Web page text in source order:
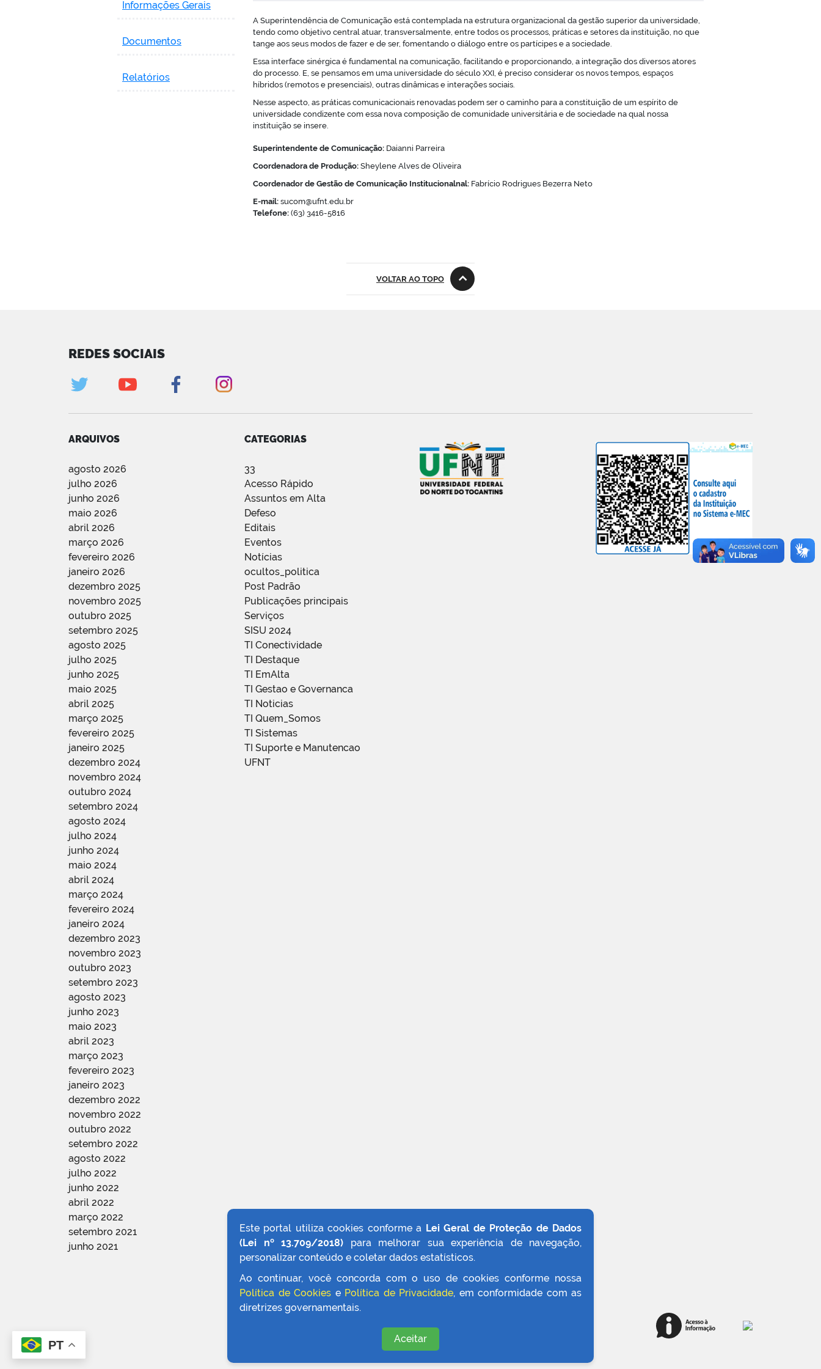
Informações Gerais
Documentos
Relatórios
A Superintendência de Comunicação está contemplada na estrutura organizacional da gestão superior da universidade,
tendo como objetivo central atuar, transversalmente, entre todos os processos, práticas e setores da instituição, no que
tange aos seus modos de fazer e de ser, fomentando o diálogo entre os partícipes e a sociedade.
Essa interface sinérgica é fundamental na comunicação, facilitando e proporcionando, a integração dos diversos atores
do processo. E, se pensamos em uma universidade do século XXI, é preciso considerar os novos tempos, espaços
híbridos (remotos e presenciais), outras dinâmicas e interações sociais.
Nesse aspecto, as práticas comunicacionais renovadas podem ser o caminho para a constituição de um espírito de
universidade condizente com essa nova composição de comunidade universitária e de sociedade na qual nossa
instituição se insere.
Superintendente de Comunicação: Daianni Parreira
Coordenadora de Produção: Sheylene Alves de Oliveira
Coordenador de Gestão de Comunicação Institucionalnal: Fabrício Rodrigues Bezerra Neto
E-mail: sucom@ufnt.edu.br
Telefone: (63) 3416-5816
VOLTAR AO TOPO
Este portal utiliza cookies conforme a Lei Geral de Proteção de Dados
(Lei nº 13.709/2018) para melhorar sua experiência de navegação,
personalizar conteúdo e coletar dados estatísticos.
Ao continuar, você concorda com o uso de cookies conforme nossa
Política de Cookies e Política de Privacidade, em conformidade com as
diretrizes governamentais.
Aceitar
REDES SOCIAIS
ARQUIVOS
agosto 2026
julho 2026
junho 2026
maio 2026
abril 2026
março 2026
fevereiro 2026
janeiro 2026
dezembro 2025
novembro 2025
outubro 2025
setembro 2025
agosto 2025
julho 2025
junho 2025
maio 2025
abril 2025
março 2025
fevereiro 2025
janeiro 2025
dezembro 2024
novembro 2024
outubro 2024
setembro 2024
agosto 2024
julho 2024
junho 2024
maio 2024
abril 2024
março 2024
fevereiro 2024
janeiro 2024
dezembro 2023
novembro 2023
outubro 2023
setembro 2023
agosto 2023
junho 2023
maio 2023
abril 2023
março 2023
fevereiro 2023
janeiro 2023
dezembro 2022
novembro 2022
outubro 2022
setembro 2022
agosto 2022
julho 2022
junho 2022
abril 2022
março 2022
setembro 2021
junho 2021
CATEGORIAS
33
Acesso Rápido
Assuntos em Alta
Defeso
Editais
Eventos
Notícias
ocultos_politica
Post Padrão
Publicações principais
Serviços
SISU 2024
TI Conectividade
TI Destaque
TI EmAlta
TI Gestao e Governanca
TI Noticias
TI Quem_Somos
TI Sistemas
TI Suporte e Manutencao
UFNT
PT